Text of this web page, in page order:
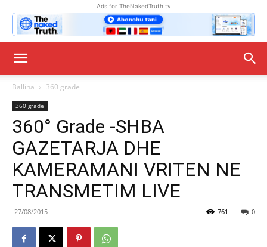
Ads for TheNakedTruth.tv
Ballina 360 grade
360 grade
360° Grade -SHBA
GAZETARJA DHE
KAMERAMANI VRITEN NE
TRANSMETIM LIVE
27/08/2015 0
761